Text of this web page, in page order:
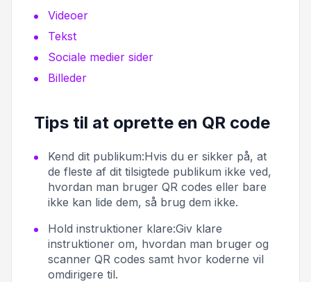
Videoer
Tekst
Sociale medier sider
Billeder
Tips til at oprette en QR code
Kend dit publikum:Hvis du er sikker på, at
de fleste af dit tilsigtede publikum ikke ved,
hvordan man bruger QR codes eller bare
ikke kan lide dem, så brug dem ikke.
Hold instruktioner klare:Giv klare
instruktioner om, hvordan man bruger og
scanner QR codes samt hvor koderne vil
omdirigere til.